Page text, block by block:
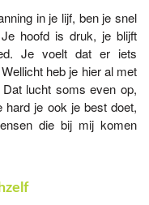
in je lijf, ben je snel
hoofd is druk, je blijft
Je voelt dat er iets
heb je hier al met
lucht soms even op,
hard je ook je best doet,
die bij mij komen